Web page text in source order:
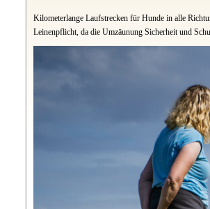
Kilometerlange Laufstrecken für Hunde in alle
Leinenpflicht, da die Umzäunung Sicherheit und